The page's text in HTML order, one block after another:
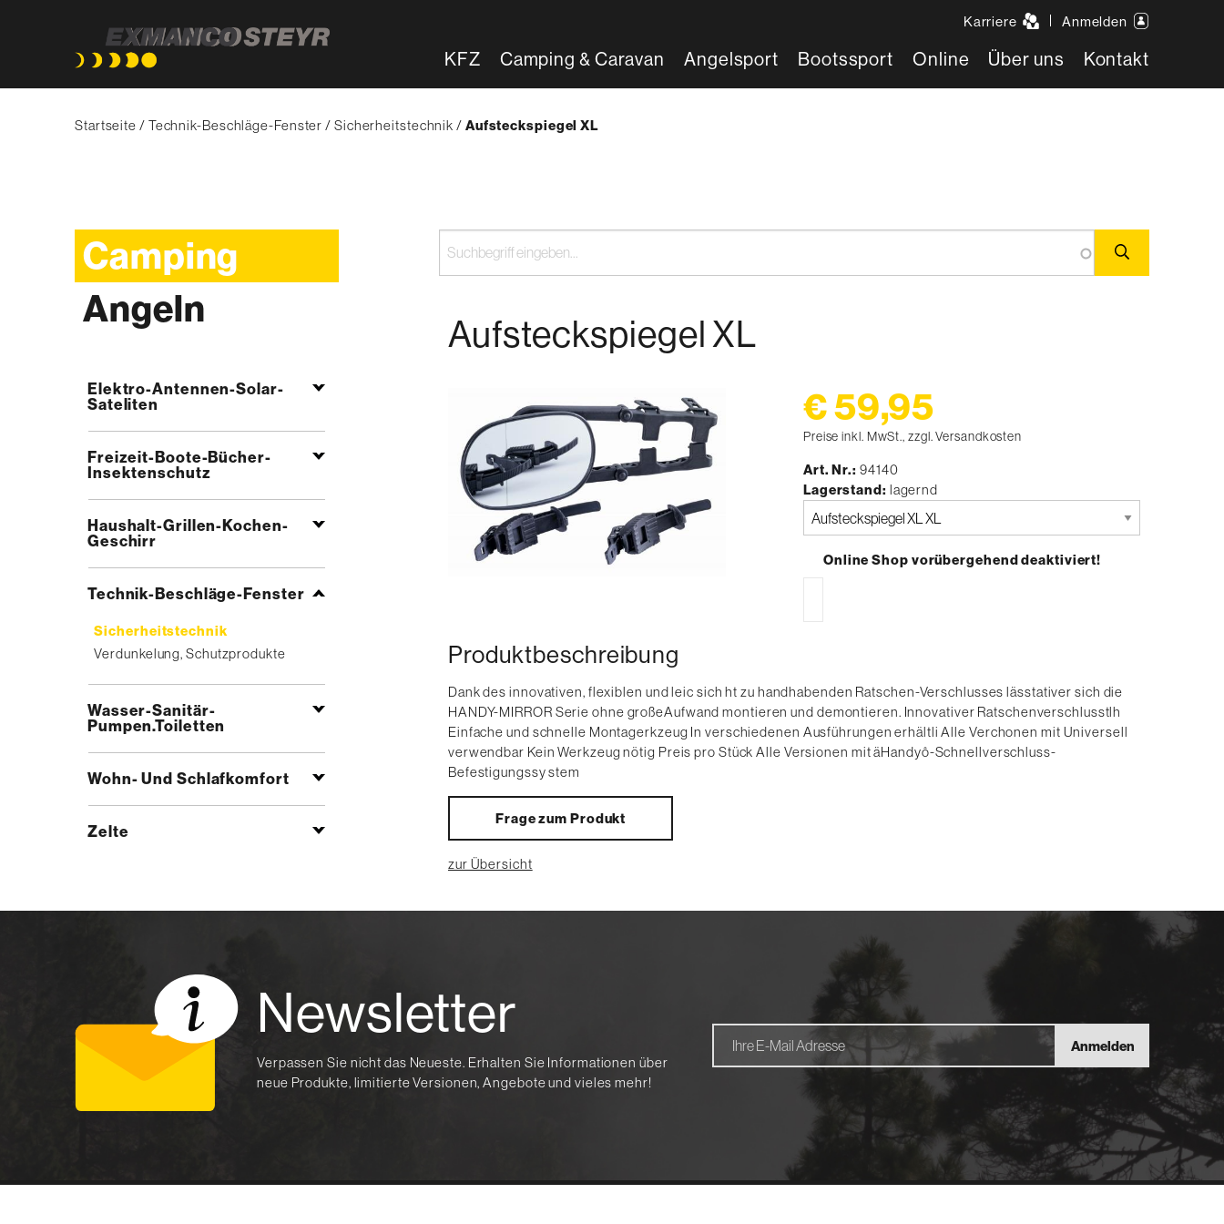
Karriere Anmelden
KFZ Camping & Caravan Angelsport Bootssport Online Über uns Kontakt
Startseite
Technik-Beschläge-Fenster Sicherheitstechnik {'Current'|t}:
Aufsteckspiegel XL
Aufsteckspiegel XL
€ 59,95
Preise inkl. MwSt., zzgl. Versandkosten
Art. Nr. 94140
Lagerstand lagernd
Bitte
auswählen
Online Shop vorübergehend deaktiviert!
Produktbeschreibung
Dank des innovativen, flexiblen und leic sich ht zu handhabenden Ratschen-Verschlusses lässtativer sich die
HANDY-MIRROR Serie ohne großeAufwand montieren und demontieren. Innovativer Ratschenverschlusstlh
Einfache und schnelle Montagerkzeug In verschiedenen Ausführungen erhältli Alle Verchonen mit Universell
verwendbar Kein Werkzeug nötig Preis pro Stück Alle Versionen mit äHandyô-Schnellverschluss-
Befestigungssy stem
Frage zum Produkt
zur Übersicht
Camping
Angeln
Elektro-Antennen-Solar-
Sateliten
Freizeit-Boote-Bücher-
Insektenschutz
Haushalt-Grillen-Kochen-
Geschirr
Technik-Beschläge-Fenster
Sicherheitstechnik
Verdunkelung, Schutzprodukte
Wasser-Sanitär-
Pumpen.Toiletten
Wohn- Und Schlafkomfort
Zelte
Newsletter
Verpassen Sie nicht das Neueste. Erhalten Sie Informationen über
neue Produkte, limitierte Versionen, Angebote und vieles mehr!
Anmelden